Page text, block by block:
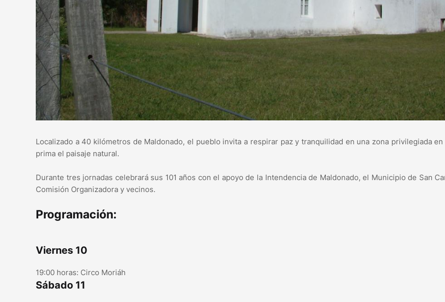
Localizado a 40 kilómetros de Maldonado, el pueblo invita a respirar paz y tranquilidad en una zona privilegiada
prima el paisaje natural.
Durante tres jornadas celebrará sus 101 años con el apoyo de la Intendencia de Maldonado, el Municipio de San
Comisión Organizadora y vecinos.
Programación:
Viernes 10
19:00 horas: Circo Moriáh
Sábado 11